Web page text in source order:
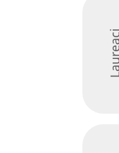
Laureaci